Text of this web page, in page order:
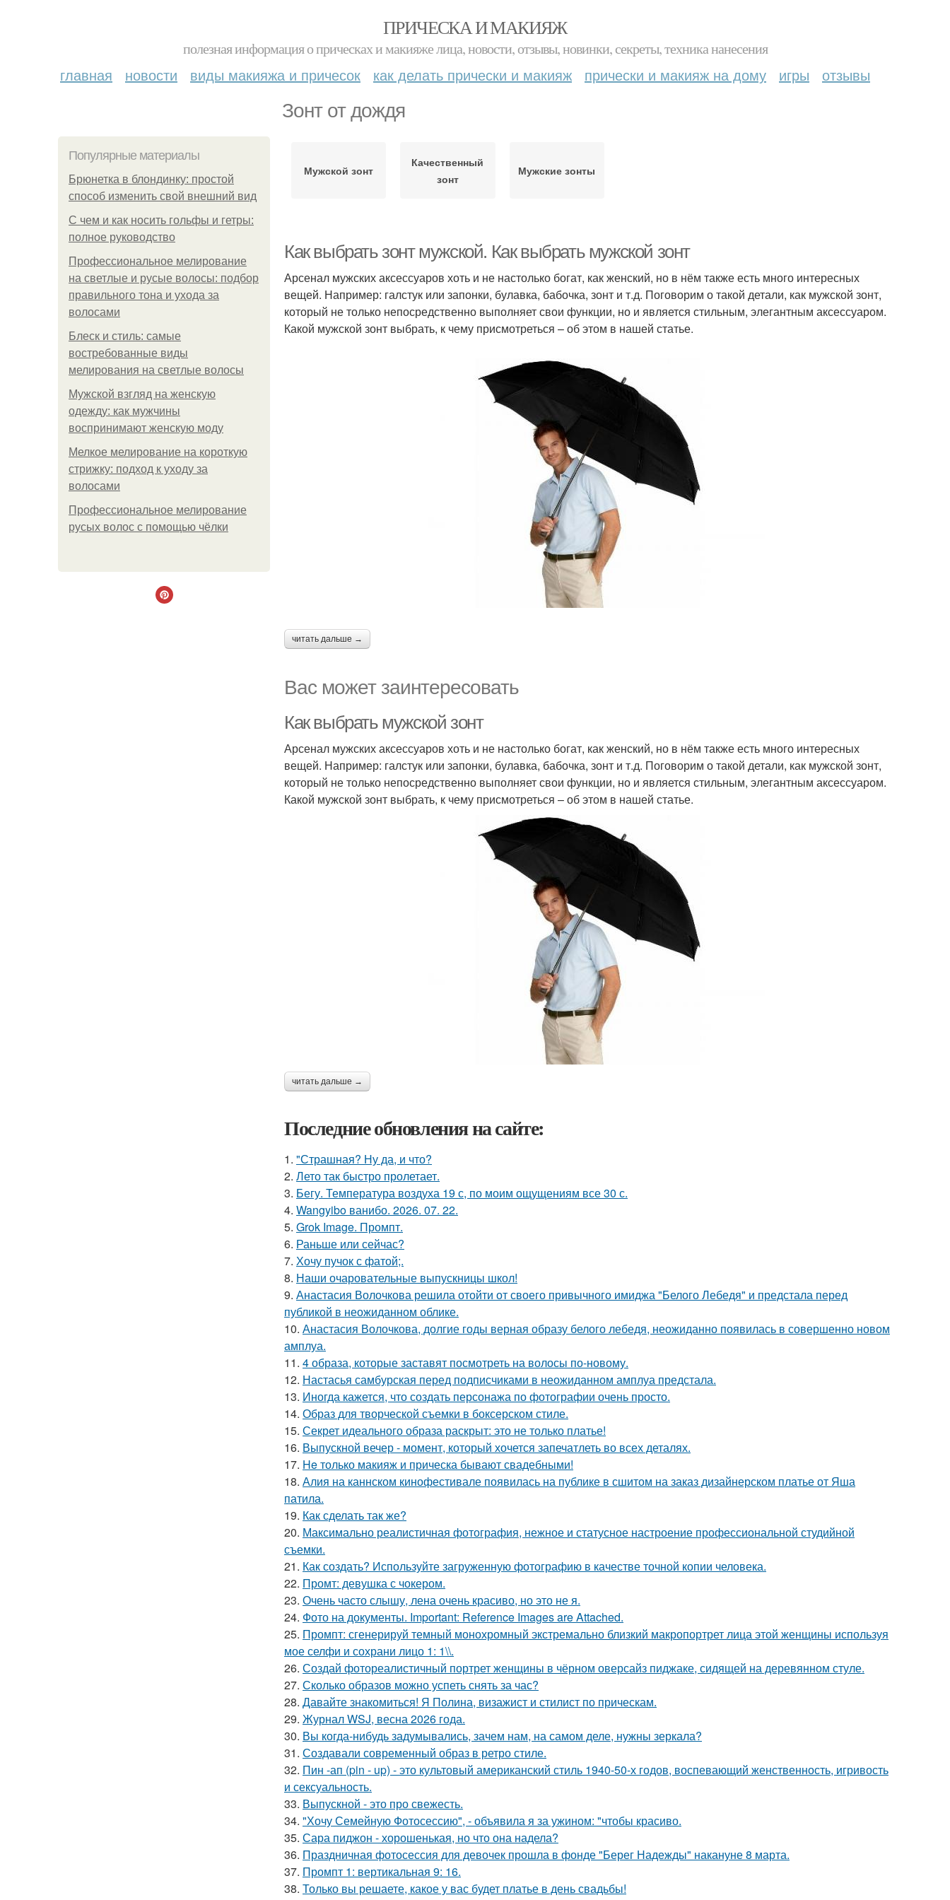
ПРИЧЕСКА И МАКИЯЖ
полезная информация о прическах и макияже лица, новости, отзывы, новинки, секреты, техника нанесения
главная новости виды макияжа и причесок как делать прически и макияж прически и макияж на дому игры отзывы
Зонт от дождя
Популярные материалы
Брюнетка в блондинку: простой
способ изменить свой внешний вид
С чем и как носить гольфы и гетры:
полное руководство
Профессиональное мелирование
на светлые и русые волосы: подбор
правильного тона и ухода за
волосами
Блеск и стиль: самые
востребованные виды
мелирования на светлые волосы
Мужской взгляд на женскую
одежду: как мужчины
воспринимают женскую моду
Мелкое мелирование на короткую
стрижку: подход к уходу за
волосами
Профессиональное мелирование
русых волос с помощью чёлки
Мужской зонт
Качественный
зонт
Мужские зонты
Как выбрать зонт мужской. Как выбрать мужской зонт
Арсенал мужских аксессуаров хоть и не настолько богат, как женский, но в нём также есть много интересных
вещей. Например: галстук или запонки, булавка, бабочка, зонт и т.д. Поговорим о такой детали, как мужской зонт,
который не только непосредственно выполняет свои функции, но и является стильным, элегантным аксессуаром.
Какой мужской зонт выбрать, к чему присмотреться – об этом в нашей статье.
читать дальше →
Вас может заинтересовать
Как выбрать мужской зонт
Арсенал мужских аксессуаров хоть и не настолько богат, как женский, но в нём также есть много интересных
вещей. Например: галстук или запонки, булавка, бабочка, зонт и т.д. Поговорим о такой детали, как мужской зонт,
который не только непосредственно выполняет свои функции, но и является стильным, элегантным аксессуаром.
Какой мужской зонт выбрать, к чему присмотреться – об этом в нашей статье.
читать дальше →
Последние обновления на сайте:
1. "Страшная? Ну да, и что?
2. Лето так быстро пролетает.
3. Бегу. Температура воздуха 19 с, по моим ощущениям все 30 с.
4. Wangyibo ванибо. 2026. 07. 22.
5. Grok Image. Промпт.
6. Раньше или сейчас?
7. Хочу пучок с фатой;.
8. Наши очаровательные выпускницы школ!
9. Анастасия Волочкова решила отойти от своего привычного имиджа "Белого Лебедя" и предстала перед
публикой в неожиданном облике.
10. Анастасия Волочкова, долгие годы верная образу белого лебедя, неожиданно появилась в совершенно новом
амплуа.
11. 4 образа, которые заставят посмотреть на волосы по-новому.
12. Настасья самбурская перед подписчиками в неожиданном амплуа предстала.
13. Иногда кажется, что создать персонажа по фотографии очень просто.
14. Образ для творческой съемки в боксерском стиле.
15. Секрет идеального образа раскрыт: это не только платье!
16. Выпускной вечер - момент, который хочется запечатлеть во всех деталях.
17. He только макияж и прическа бывают свадебными!
18. Алия на каннском кинофестивале появилась на публике в сшитом на заказ дизайнерском платье от Яша
патила.
19. Как сделать так же?
20. Максимально реалистичная фотография, нежное и статусное настроение профессиональной студийной
съемки.
21. Как создать? Используйте загруженную фотографию в качестве точной копии человека.
22. Промт: девушка с чокером.
23. Очень часто слышу, лена очень красиво, но это не я.
24. Фото на документы. Important: Reference Images are Attached.
25. Промпт: сгенерируй темный монохромный экстремально близкий макропортрет лица этой женщины используя
мое селфи и сохрани лицо 1: 1\\.
26. Создай фотореалистичный портрет женщины в чёрном оверсайз пиджаке, сидящей на деревянном стуле.
27. Сколько образов можно успеть снять за час?
28. Давайте знакомиться! Я Полина, визажист и стилист по прическам.
29. Журнал WSJ, весна 2026 года.
30. Вы когда-нибудь задумывались, зачем нам, на самом деле, нужны зеркала?
31. Создавали современный образ в ретро стиле.
32. Пин -ап (pin - up) - это культовый американский стиль 1940-50-х годов, воспевающий женственность, игривость
и сексуальность.
33. Выпускной - это про свежесть.
34. "Хочу Семейную Фотосессию", - объявила я за ужином: "чтобы красиво.
35. Сара пиджон - хорошенькая, но что она надела?
36. Праздничная фотосессия для девочек прошла в фонде "Берег Надежды" накануне 8 марта.
37. Промпт 1: вертикальная 9: 16.
38. Только вы решаете, какое у вас будет платье в день свадьбы!